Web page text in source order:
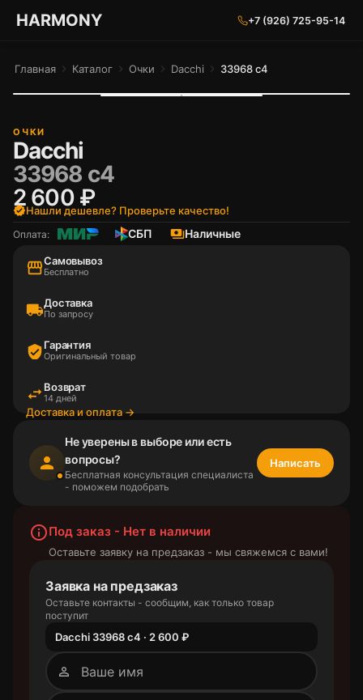
ГАРМОНИЯ ГЛАЗ
HARMONY +7 (926) 725-95-14
Главная chevron_right Каталог chevron_right Очки chevron_right Dacchi chevron_right 33968 c4
ОЧКИ
Dacchi
33968 c4
2 600 ₽
verifiedНашли дешевле? Проверьте качество!
Оплата: СБП paymentsНаличные
storefrontСамовывоз
Бесплатно
local_shippingДоставка
По запросу
verified_userГарантия
Оригинальный товар
swap_horiz Возврат
14 дней
Доставка и оплата →
person
Не уверены в выборе или есть
вопросы?
Бесплатная консультация специалиста
- поможем подобрать
Написать
info_outlineПод заказ - Нет в наличии
Оставьте заявку на предзаказ - мы свяжемся с вами!
Заявка на предзаказ
Оставьте контакты - сообщим, как только товар
поступит
Dacchi 33968 c4 · 2 600 ₽
person_outline